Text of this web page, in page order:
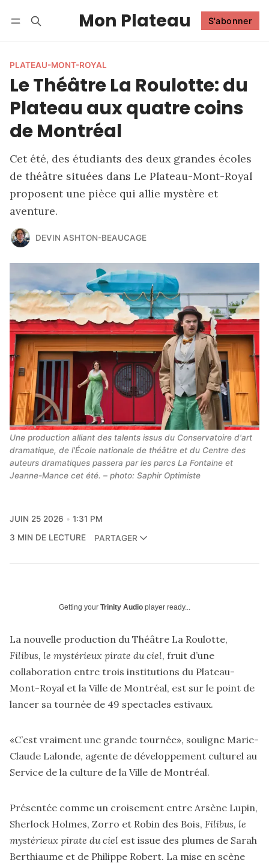
Mon Plateau S'abonner
PLATEAU-MONT-ROYAL
Le Théâtre La Roulotte: du
Plateau aux quatre coins
de Montréal
Cet été, des étudiants des deux grandes écoles
de théâtre situées dans Le Plateau-Mont-Royal
proposent une pièce qui allie mystère et
aventure.
DEVIN ASHTON-BEAUCAGE
Une production alliant des talents issus du Conservatoire d'art
dramatique, de l'École nationale de théâtre et du Centre des
auteurs dramatiques passera par les parcs La Fontaine et
Jeanne-Mance cet été. – photo: Saphir Optimiste
JUIN 25 2026
1:31 PM
3 MIN DE LECTURE
PARTAGER
Getting your Trinity Audio player ready...
La nouvelle production du Théâtre La Roulotte,
Filibus, le mystérieux pirate du ciel, fruit d’une
collaboration entre trois institutions du Plateau-
Mont-Royal et la Ville de Montréal, est sur le point de
lancer sa tournée de 49 spectacles estivaux.
«C’est vraiment une grande tournée», souligne Marie-
Claude Lalonde, agente de développement culturel au
Service de la culture de la Ville de Montréal.
Présentée comme un croisement entre Arsène Lupin,
Sherlock Holmes, Zorro et Robin des Bois, Filibus, le
mystérieux pirate du ciel est issue des plumes de Sarah
Berthiaume et de Philippe Robert. La mise en scène